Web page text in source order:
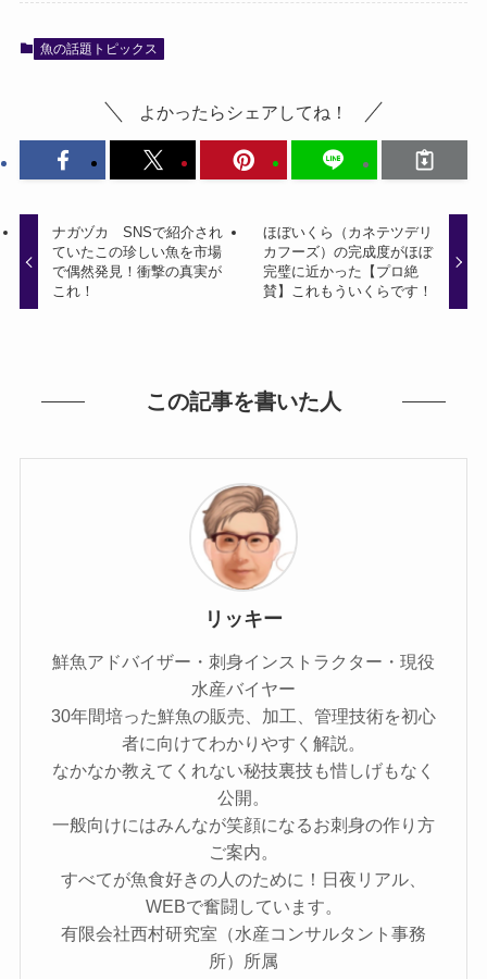
魚の話題トピックス
よかったらシェアしてね！
ナガヅカ SNSで紹介され
ていたこの珍しい魚を市場
で偶然発見！衝撃の真実が
これ！
ほぼいくら（カネテツデリ
カフーズ）の完成度がほぼ
完璧に近かった【プロ絶
賛】これもういくらです！
この記事を書いた人
リッキー
鮮魚アドバイザー・刺身インストラクター・現役
水産バイヤー
30年間培った鮮魚の販売、加工、管理技術を初心
者に向けてわかりやすく解説。
なかなか教えてくれない秘技裏技も惜しげもなく
公開。
一般向けにはみんなが笑顔になるお刺身の作り方
ご案内。
すべてが魚食好きの人のために！日夜リアル、
WEBで奮闘しています。
有限会社西村研究室（水産コンサルタント事務
所）所属